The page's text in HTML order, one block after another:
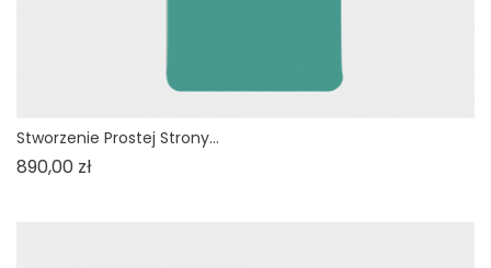
Stworzenie Prostej Strony...
890,00 złCena